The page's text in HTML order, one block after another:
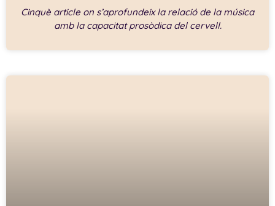
Cinquè article on s’aprofundeix la relació de la música
amb la capacitat prosòdica del cervell.